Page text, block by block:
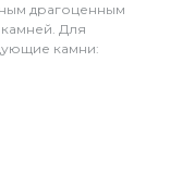
драгоценным
Для
камни: